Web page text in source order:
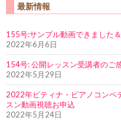
最新情報
155号:サンプル動画できました
2022年6月6日
154号: 公開レッスン受講者のご
2022年5月29日
2022年ピティナ・ピアノコンペ
スン動画視聴お申込
2022年5月24日